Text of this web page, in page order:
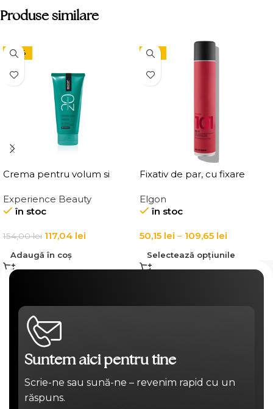
Produse similare
-24%
Crema pentru volum si
Elgon 20 Volumizing
Thickening Cream
Experience Beauty
în stoc
154,00lei 117,04 lei
Adaugă în coș
-15%
Fixativ de par, cu fixare
Fix It Hairspray
Elgon
în stoc
50,15 lei – 109,65 lei
Selectează opțiunile
Suntem aici pentru tine
Scrie-ne sau sună-ne – revenim rapid cu un
răspuns.